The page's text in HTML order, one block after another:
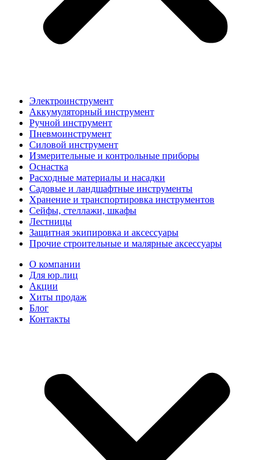
Электроинструмент
Аккумуляторный инструмент
Ручной инструмент
Пневмоинструмент
Силовой инструмент
Измерительные и контрольные приборы
Оснастка
Расходные материалы и насадки
Садовые и ландшафтные инструменты
Хранение и транспортировка инструментов
Сейфы, стеллажи, шкафы
Лестницы
Защитная экипировка и аксессуары
Прочие строительные и малярные аксессуары
О компании
Для юр.лиц
Акции
Хиты продаж
Блог
Контакты